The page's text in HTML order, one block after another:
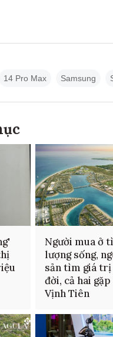
14 Pro Max Samsung
Người mua ở
lượng sống,
sản tìm giá
đời, cả hai
Vịnh Tiên